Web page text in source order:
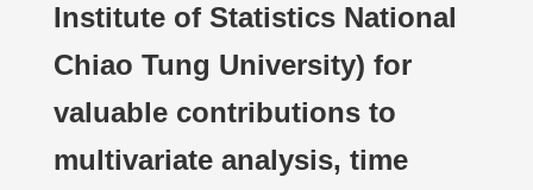
Institute of Statistics National
Chiao Tung University) for
valuable contributions to
multivariate analysis, time